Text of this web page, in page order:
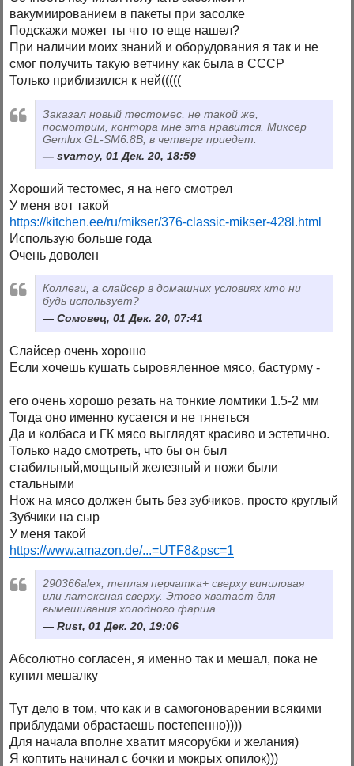
вакумиированием в пакеты при засолке
Подскажи может ты что то еще нашел?
При наличии моих знаний и оборудования я так и не
смог получить такую ветчину как была в СССР
Только приблизился к ней(((((
Заказал новый тестомес, не такой же,
посмотрим, контора мне эта нравится. Миксер
Gemlux GL-SM6.8B, в четверг приедет.
svarnoy, 01 Дек. 20, 18:59
Хороший тестомес, я на него смотрел
У меня вот такой
https://kitchen.ee/ru/mikser/376-classic-mikser-428l.html
Использую больше года
Очень доволен
Коллеги, а слайсер в домашних условиях кто ни
будь использует?
Сомовец, 01 Дек. 20, 07:41
Слайсер очень хорошо
Если хочешь кушать сыровяленное мясо, бастурму -
его очень хорошо резать на тонкие ломтики 1.5-2 мм
Тогда оно именно кусается и не тянеться
Да и колбаса и ГК мясо выглядят красиво и эстетично.
Только надо смотреть, что бы он был
стабильный,мощьный железный и ножи были
стальными
Нож на мясо должен быть без зубчиков, просто круглый
Зубчики на сыр
У меня такой
https://www.amazon.de/...=UTF8&psc=1
290366alex, теплая перчатка+ сверху виниловая
или латексная сверху. Этого хватает для
вымешивания холодного фарша
Rust, 01 Дек. 20, 19:06
Абсолютно согласен, я именно так и мешал, пока не
купил мешалку
Тут дело в том, что как и в самогоноварении всякими
приблудами обрастаешь постепенно))))
Для начала вполне хватит мясорубки и желания)
Я коптить начинал с бочки и мокрых опилок)))